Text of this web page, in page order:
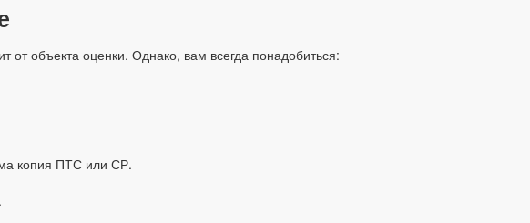
от объекта оценки. Однако, вам всегда понадобиться:
копия ПТС или СР.